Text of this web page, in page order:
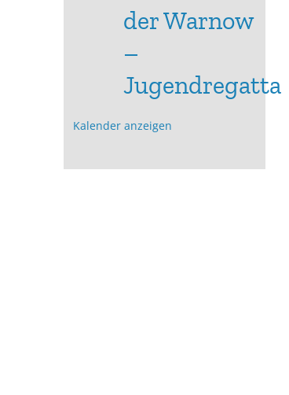
der Warnow
–
Jugendregatta
Kalender anzeigen